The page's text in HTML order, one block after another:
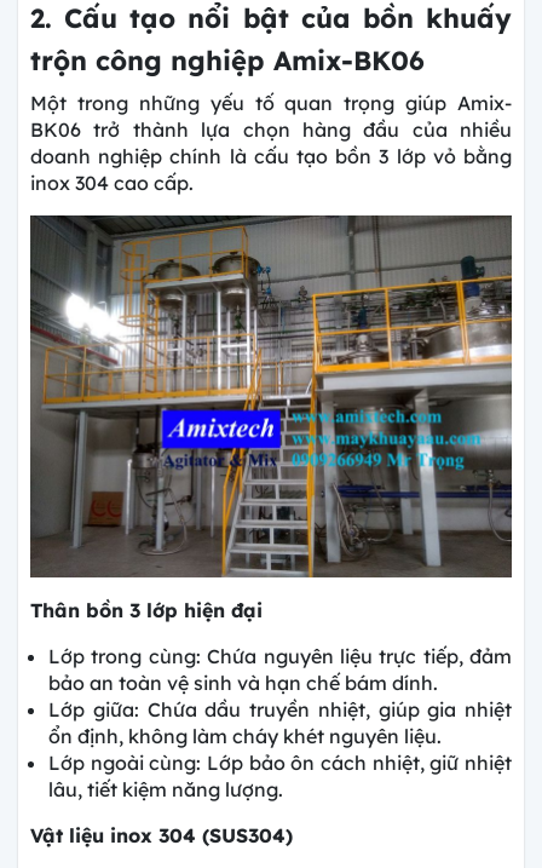
2. Cấu tạo nổi bật của bồn khuấy
trộn công nghiệp Amix-BK06
Một trong những yếu tố quan trọng giúp Amix-
BK06 trở thành lựa chọn hàng đầu của nhiều
doanh nghiệp chính là cấu tạo bồn 3 lớp vỏ bằng
inox 304 cao cấp.
Thân bồn 3 lớp hiện đại
Lớp trong cùng: Chứa nguyên liệu trực tiếp, đảm
bảo an toàn vệ sinh và hạn chế bám dính.
Lớp giữa: Chứa dầu truyền nhiệt, giúp gia nhiệt
ổn định, không làm cháy khét nguyên liệu.
Lớp ngoài cùng: Lớp bảo ôn cách nhiệt, giữ nhiệt
lâu, tiết kiệm năng lượng.
Vật liệu inox 304 (SUS304)